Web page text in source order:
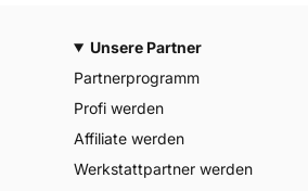
Unsere Partner
Partnerprogramm
Profi werden
Affiliate werden
Werkstattpartner werden